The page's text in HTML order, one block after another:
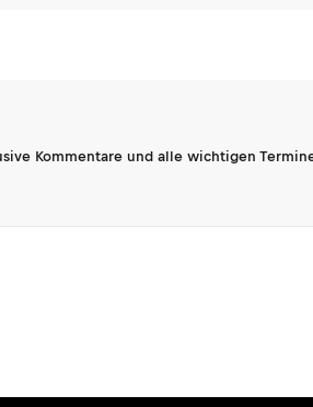
Kommentare und alle wichtigen